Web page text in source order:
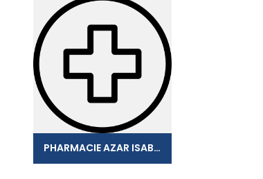
PHARMACIE AZAR ISABELLE